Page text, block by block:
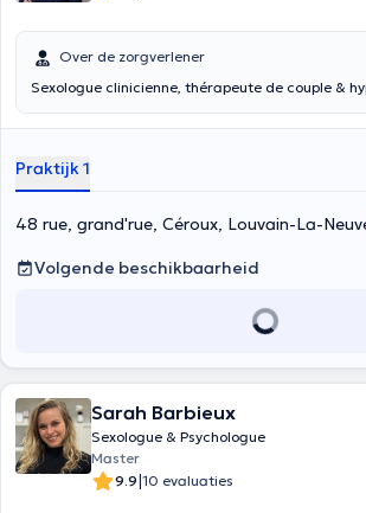
Over de zorgverlener
Sexologue clinicienne, thérapeute de couple &
Praktijk 1
48 rue, grand'rue, Céroux, Louvain-La-
Volgende beschikbaarheid
Sarah Barbieux
Sexologue & Psychologue
Master
9.9|10 evaluaties